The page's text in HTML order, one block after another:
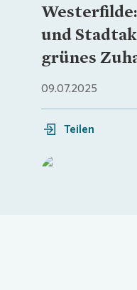
Mein Zuhause
Meine Stadt
und
grünes
09.07.2025
Teilen